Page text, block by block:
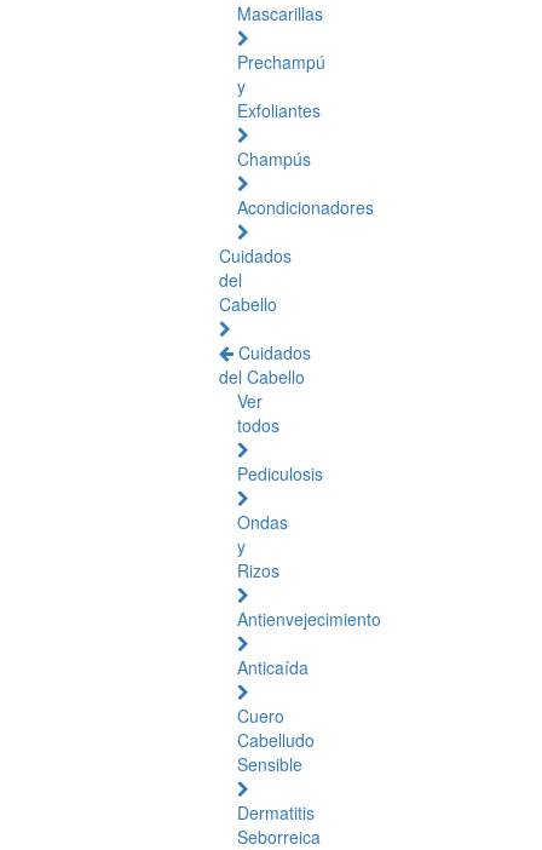
Mascarillas
Prechampú
y
Exfoliantes
Champús
Acondicionadores
Cuidados
del
Cabello
Cuidados
del Cabello
Ver
todos
Pediculosis
Ondas
y
Rizos
Antienvejecimiento
Anticaída
Cuero
Cabelludo
Sensible
Dermatitis
Seborreica